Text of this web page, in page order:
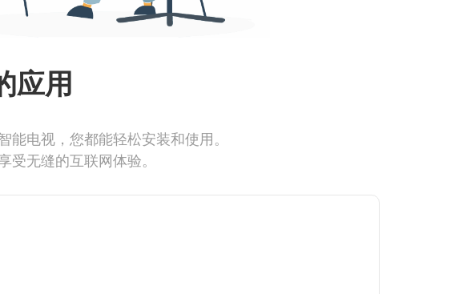
应用
电视，您都能轻松安装和使用。
无缝的互联网体验。